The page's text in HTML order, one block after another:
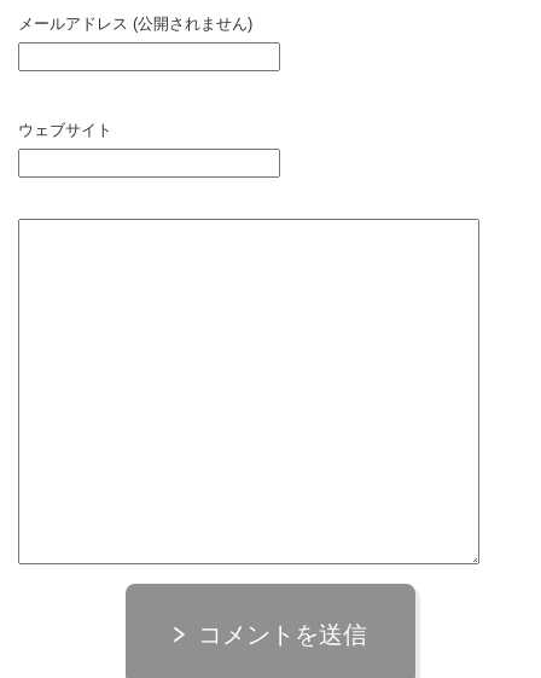
メールアドレス (公開されません)
ウェブサイト
コメントを送信